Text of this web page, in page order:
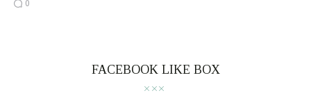
0
FACEBOOK LIKE BOX